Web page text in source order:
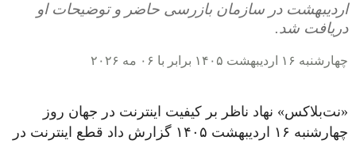
اردیبهشت در سازمان بازرسی حاضر و توضیحات او
دریافت شد.
چهارشنبه ۱۶ اردیبهشت ۱۴۰۵ برابر با ۰۶ مه ۲۰۲۶
«نت‌بلاکس» نهاد ناظر بر کیفیت اینترنت در جهان روز
چهارشنبه ۱۶ اردیبهشت ۱۴۰۵ گزارش داد قطع اینترنت در